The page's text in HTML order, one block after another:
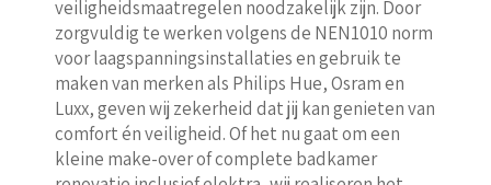
veiligheidsmaatregelen noodzakelijk zijn. Door
zorgvuldig te werken volgens de NEN1010 norm
voor laagspanningsinstallaties en gebruik te
maken van merken als Philips Hue, Osram en
Luxx, geven wij zekerheid dat jij kan genieten van
comfort én veiligheid. Of het nu gaat om een
kleine make-over of complete badkamer